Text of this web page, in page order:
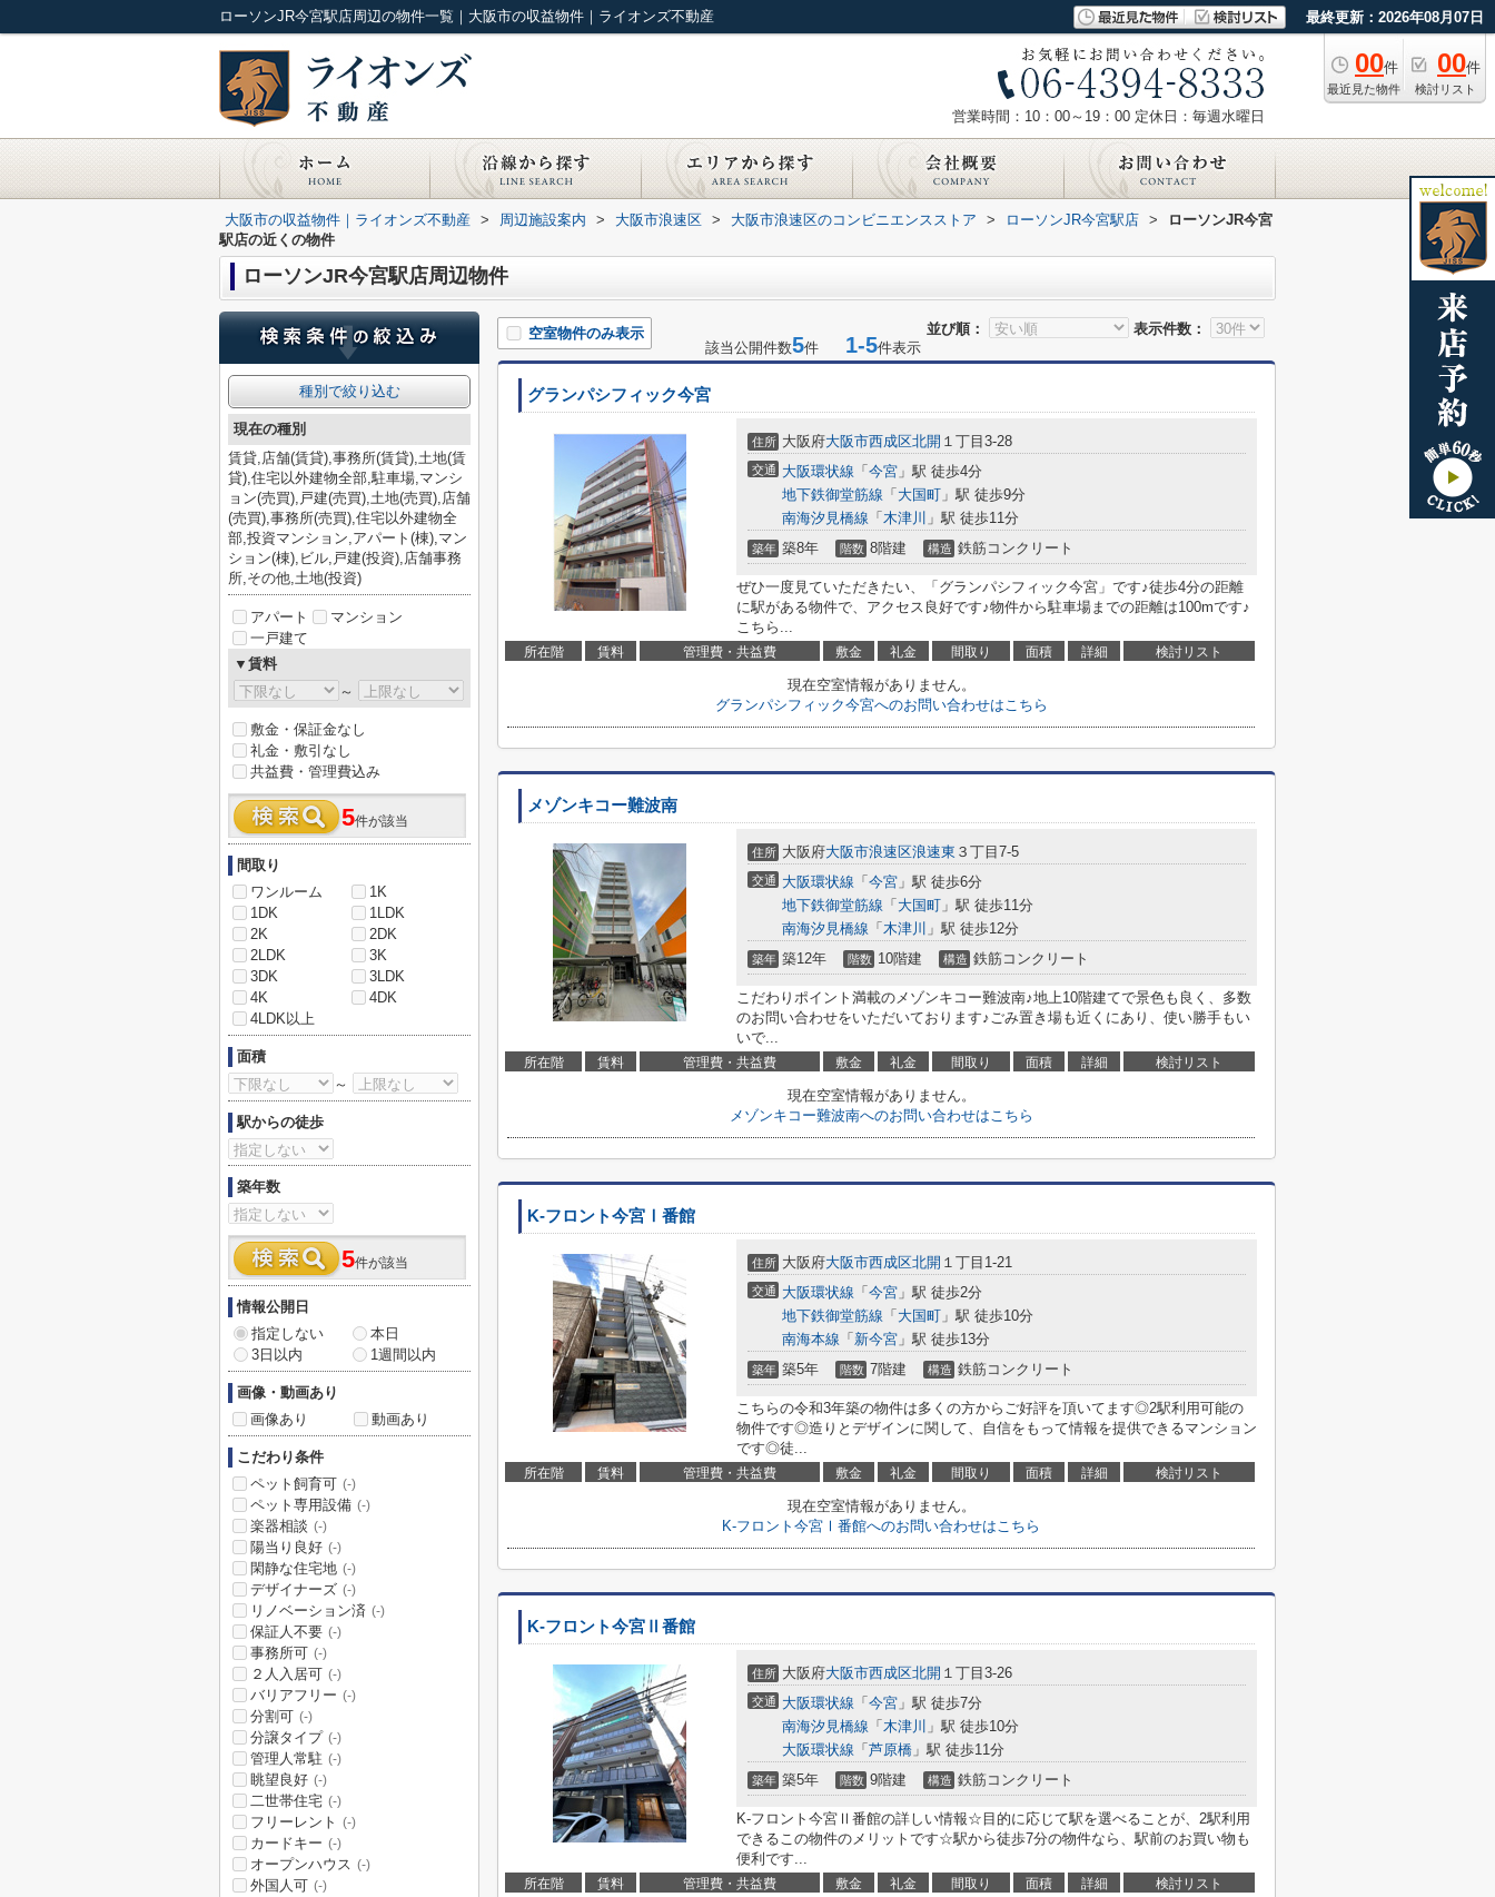
ローソンJR今宮駅店周辺の物件一覧｜大阪市の収益物件｜ライオンズ不動産 最終更新：2026年08月07日
00件
最近見た物件
00件
検討リスト
営業時間：10：00～19：00 定休日：毎週水曜日
大阪市の収益物件｜ライオンズ不動産 > 周辺施設案内 > 大阪市浪速区 > 大阪市浪速区のコンビニエンスストア > ローソンJR今宮駅店 >
ローソンJR今宮
駅店の近くの物件
ローソンJR今宮駅店周辺物件
並び順： 表示件数：
空室物件のみ表示
該当公開件数5件 1-5件表示
グランパシフィック今宮
住所 大阪府大阪市西成区北開 １丁目3-28
交通 大阪環状線 「 今宮 」駅 徒歩4分
地下鉄御堂筋線 「 大国町 」駅 徒歩9分
南海汐見橋線 「 木津川 」駅 徒歩11分
築年 築8年 階数 8階建 構造 鉄筋コンクリート
ぜひ一度見ていただきたい、「グランパシフィック今宮」です♪徒歩4分の距離
に駅がある物件で、アクセス良好です♪物件から駐車場までの距離は100mです♪
こちら...
所在階 賃料 管理費・共益費 敷金 礼金 間取り 面積 詳細 検討リスト
現在空室情報がありません。
グランパシフィック今宮へのお問い合わせはこちら
メゾンキコー難波南
住所 大阪府大阪市浪速区浪速東 ３丁目7-5
交通 大阪環状線 「 今宮 」駅 徒歩6分
地下鉄御堂筋線 「 大国町 」駅 徒歩11分
南海汐見橋線 「 木津川 」駅 徒歩12分
築年 築12年 階数 10階建 構造 鉄筋コンクリート
こだわりポイント満載のメゾンキコー難波南♪地上10階建てで景色も良く、多数
のお問い合わせをいただいております♪ごみ置き場も近くにあり、使い勝手もい
いで...
所在階 賃料 管理費・共益費 敷金 礼金 間取り 面積 詳細 検討リスト
現在空室情報がありません。
メゾンキコー難波南へのお問い合わせはこちら
K-フロント今宮Ⅰ番館
住所 大阪府大阪市西成区北開 １丁目1-21
交通 大阪環状線 「 今宮 」駅 徒歩2分
地下鉄御堂筋線 「 大国町 」駅 徒歩10分
南海本線 「 新今宮 」駅 徒歩13分
築年 築5年 階数 7階建 構造 鉄筋コンクリート
こちらの令和3年築の物件は多くの方からご好評を頂いてます◎2駅利用可能の
物件です◎造りとデザインに関して、自信をもって情報を提供できるマンション
です◎徒...
所在階 賃料 管理費・共益費 敷金 礼金 間取り 面積 詳細 検討リスト
現在空室情報がありません。
K-フロント今宮Ⅰ番館へのお問い合わせはこちら
K-フロント今宮Ⅱ番館
住所 大阪府大阪市西成区北開 １丁目3-26
交通 大阪環状線 「 今宮 」駅 徒歩7分
南海汐見橋線 「 木津川 」駅 徒歩10分
大阪環状線 「 芦原橋 」駅 徒歩11分
築年 築5年 階数 9階建 構造 鉄筋コンクリート
K-フロント今宮Ⅱ番館の詳しい情報☆目的に応じて駅を選べることが、2駅利用
できるこの物件のメリットです☆駅から徒歩7分の物件なら、駅前のお買い物も
便利です...
所在階 賃料 管理費・共益費 敷金 礼金 間取り 面積 詳細 検討リスト
種別で絞り込む
現在の種別
賃貸,店舗(賃貸),事務所(賃貸),土地(賃
貸),住宅以外建物全部,駐車場,マンシ
ョン(売買),戸建(売買),土地(売買),店舗
(売買),事務所(売買),住宅以外建物全
部,投資マンション,アパート(棟),マン
ション(棟),ビル,戸建(投資),店舗事務
所,その他,土地(投資)
アパート
マンション
一戸建て
▼賃料
～
敷金・保証金なし
礼金・敷引なし
共益費・管理費込み
5件が該当
間取り
ワンルーム
1K
1DK
1LDK
2K
2DK
2LDK
3K
3DK
3LDK
4K
4DK
4LDK以上
面積
～
駅からの徒歩
築年数
5件が該当
情報公開日
指定しない
本日
3日以内
1週間以内
画像・動画あり
画像あり
動画あり
こだわり条件
ペット飼育可 (-)
ペット専用設備 (-)
楽器相談 (-)
陽当り良好 (-)
閑静な住宅地 (-)
デザイナーズ (-)
リノベーション済 (-)
保証人不要 (-)
事務所可 (-)
２人入居可 (-)
バリアフリー (-)
分割可 (-)
分譲タイプ (-)
管理人常駐 (-)
眺望良好 (-)
二世帯住宅 (-)
フリーレント (-)
カードキー (-)
オープンハウス (-)
外国人可 (-)